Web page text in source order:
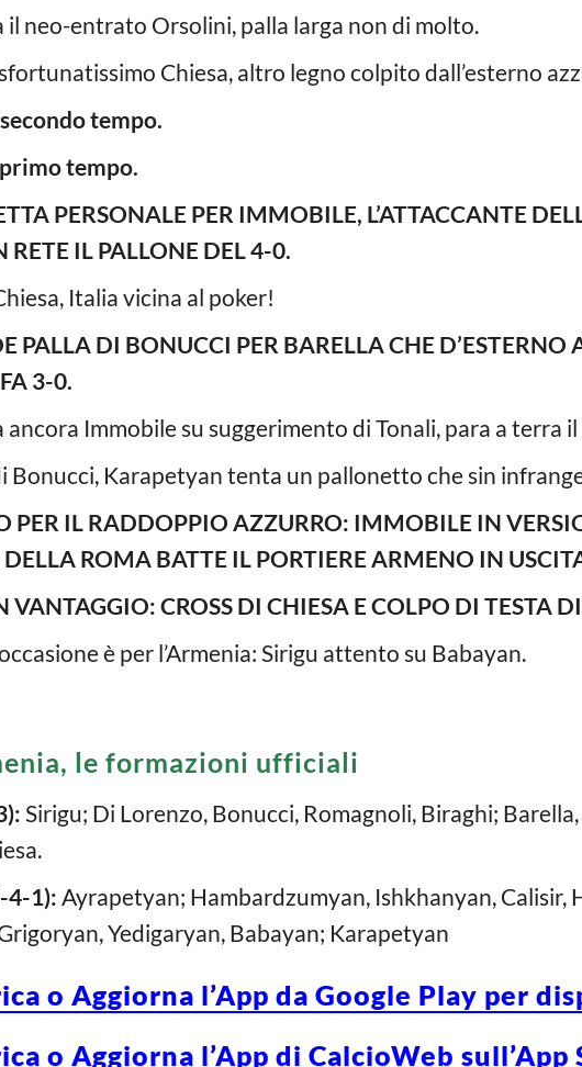
il neo-entrato Orsolini, palla larga non di molto.
Chiesa, altro legno colpito dall’esterno
tempo.
tempo.
PERSONALE PER IMMOBILE, L’ATTACCANTE
RETE IL PALLONE DEL 4-0.
Italia vicina al poker!
PALLA DI BONUCCI PER BARELLA CHE D’ESTERNO
3-0.
ancora Immobile su suggerimento di Tonali, para a terra
Bonucci, Karapetyan tenta un pallonetto che sin
PER IL RADDOPPIO AZZURRO: IMMOBILE IN
ROMA BATTE IL PORTIERE ARMENO IN
VANTAGGIO: CROSS DI CHIESA E COLPO DI TESTA
è per l’Armenia: Sirigu attento su Babayan.
le formazioni ufficiali
Sirigu; Di Lorenzo, Bonucci, Romagnoli, Biraghi;
4-1): Ayrapetyan; Hambardzumyan, Ishkhanyan, Calisir,
Yedigaryan, Babayan; Karapetyan
o Aggiorna l’App da Google Play per
o Aggiorna l’App di CalcioWeb